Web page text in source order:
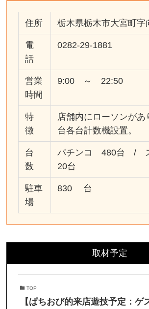
住所 栃木県栃木市大宮町字
電
話
0282-29-1881
営業
時間
9:00 ～ 22:50
特
徴
店舗内にローソンがあ
台各台計数機設置。
台
数
パチンコ 480台 /
20台
駐車
場
830 台
取材予定
TOP
【ぱちおび的来店遊技予定：